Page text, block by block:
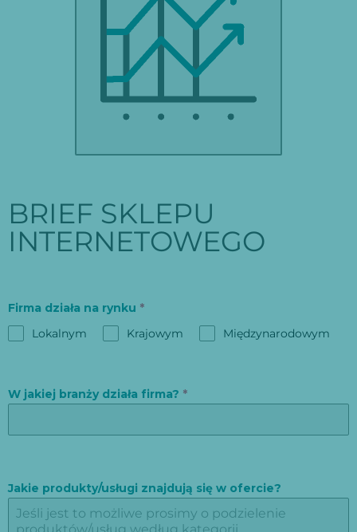
PLATORMY INTERNETOWE
BRIEF SKLEPU
INTERNETOWEGO
Firma działa na rynku *
Lokalnym
Krajowym Międzynarodowym
W jakiej branży działa firma? *
Jakie produkty/usługi znajdują się w ofercie?